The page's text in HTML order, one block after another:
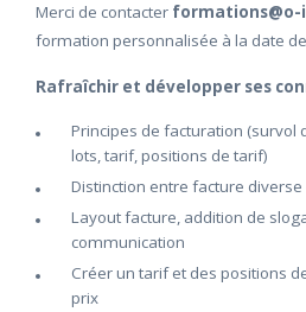
Merci de contacter formations@o-
formation personnalisée à la date
Rafraîchir et développer ses
Principes de facturation (survol
lots, tarif, positions de tarif)
Distinction entre facture
Layout facture, addition de
communication
Créer un tarif et des positions
prix